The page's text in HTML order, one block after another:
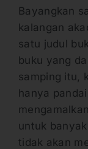
Bayangkan
kalangan
satu judul
buku yang
samping itu,
hanya
untuk
tidak akan